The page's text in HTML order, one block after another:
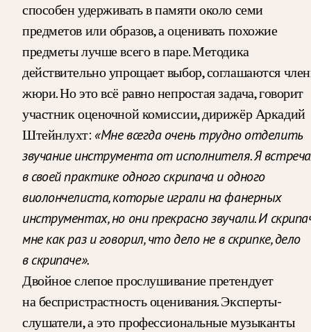
способен удерживать в памяти около семи
предметов или образов, а оценивать похожие
предметы лучше всего в паре. Методика
действительно упрощает выбор, соглашаются
жюри. Но это всё равно непростая задача, говорит
участник оценочной комиссии, дирижёр Аркадий
Штейнлухт: «Мне всегда очень трудно отделить
звучание инструмента от исполнителя. Я
в своей практике одного скрипача и одного
виолончелиста, которые играли на фанерных
инструментах, но они прекрасно звучали. И
мне как раз и говорил, что дело не в скрипке, дело
в скрипаче».
Двойное слепое прослушивание претендует
на беспристрастность оценивания. Эксперты-
слушатели, а это профессиональные музыканты